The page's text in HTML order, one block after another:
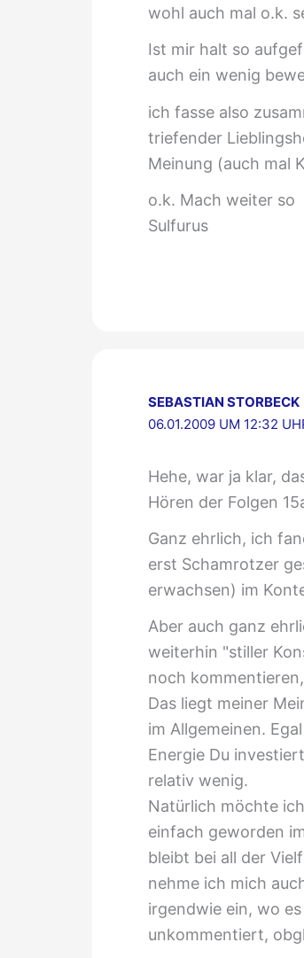
wohl auch mal o.k.
Ist mir halt so
auch ein wenig
ich fasse also
triefender
Meinung (auch mal
o.k. Mach weiter so
Sulfurus
SEBASTIAN STORBECK
06.01.2009 UM 12:32
Hehe, war ja klar,
Hören der Folgen
Ganz ehrlich, ich
erst Schamrotzer
erwachsen) im
Aber auch ganz
weiterhin "stiller
noch
Das liegt meiner
im Allgemeinen.
Energie Du
relativ wenig.
Natürlich möchte
einfach geworden
bleibt bei all der
nehme ich mich
irgendwie ein, wo
unkommentiert,